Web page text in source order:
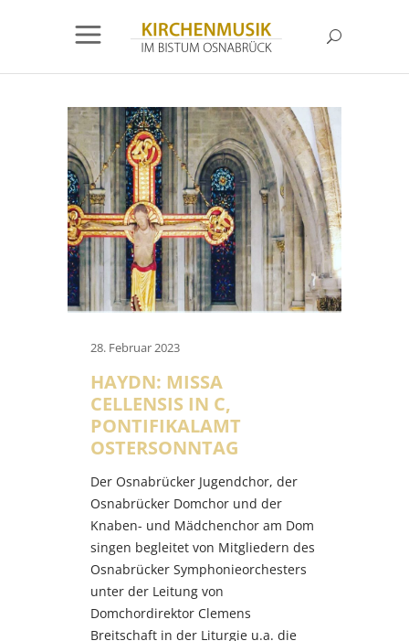
28. Februar 2023
HAYDN: MISSA
CELLENSIS IN C,
PONTIFIKALAMT
OSTERSONNTAG
Der Osnabrücker Jugendchor, der
Osnabrücker Domchor und der
Knaben- und Mädchenchor am Dom
singen begleitet von Mitgliedern des
Osnabrücker Symphonieorchesters
unter der Leitung von
Domchordirektor Clemens
Breitschaft in der Liturgie u.a. die